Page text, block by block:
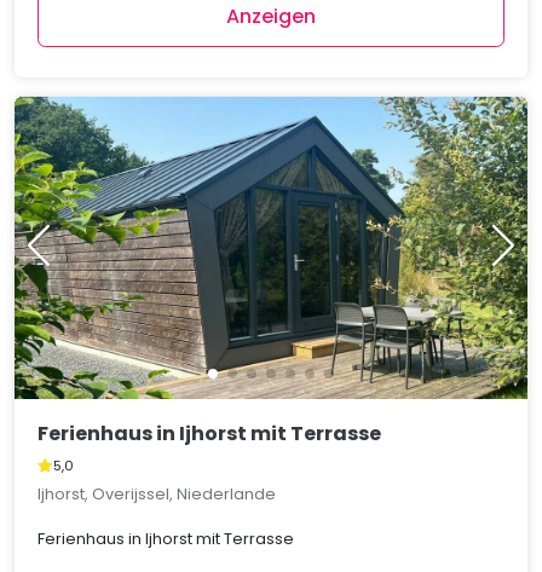
Anzeigen
Ferienhaus in Ijhorst mit Terrasse
5,0
Ijhorst, Overijssel, Niederlande
Ferienhaus in Ijhorst mit Terrasse